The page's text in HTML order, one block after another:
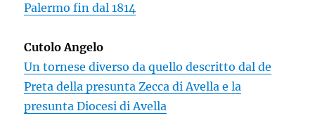
Palermo fin dal 1814
Cutolo Angelo
Un tornese diverso da quello descritto dal de
Preta della presunta Zecca di Avella e la
presunta Diocesi di Avella